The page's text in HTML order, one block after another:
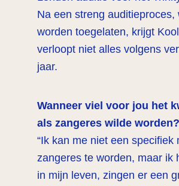
Na een streng
worden toegelaten, krijgt
verloopt niet alles volgens
jaar.
Wanneer viel voor jou het
als zangeres wilde worden?
“Ik kan me niet een
zangeres te worden, maar ik
in mijn leven, zingen er een